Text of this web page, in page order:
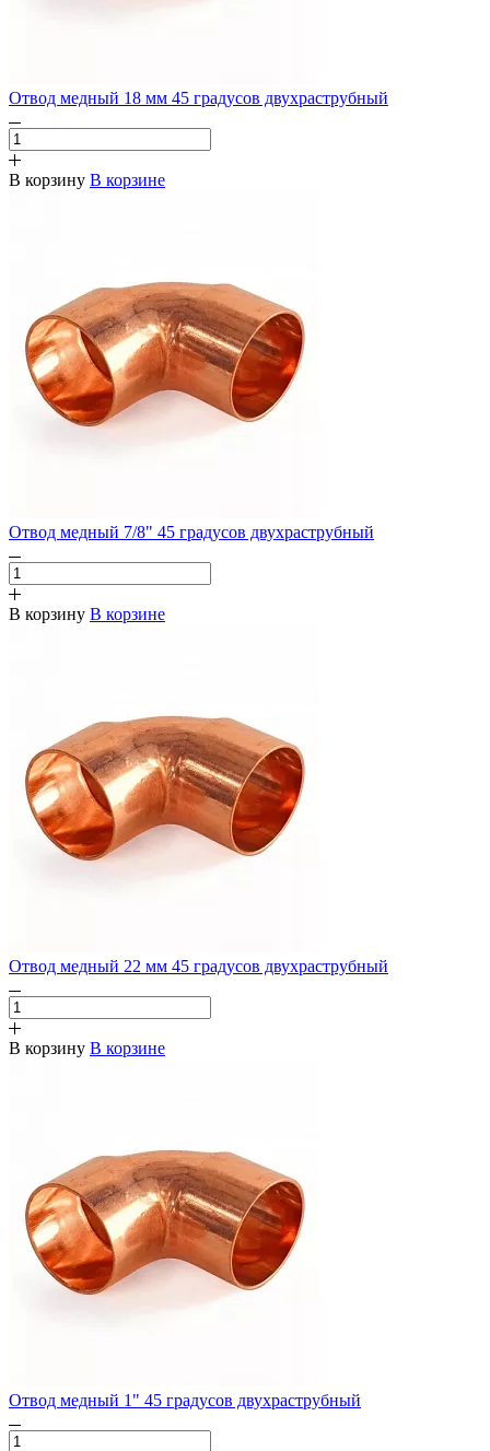
Отвод медный 18 мм 45 градусов двухраструбный
В корзину В корзине
Отвод медный 7/8" 45 градусов двухраструбный
В корзину В корзине
Отвод медный 22 мм 45 градусов двухраструбный
В корзину В корзине
Отвод медный 1" 45 градусов двухраструбный